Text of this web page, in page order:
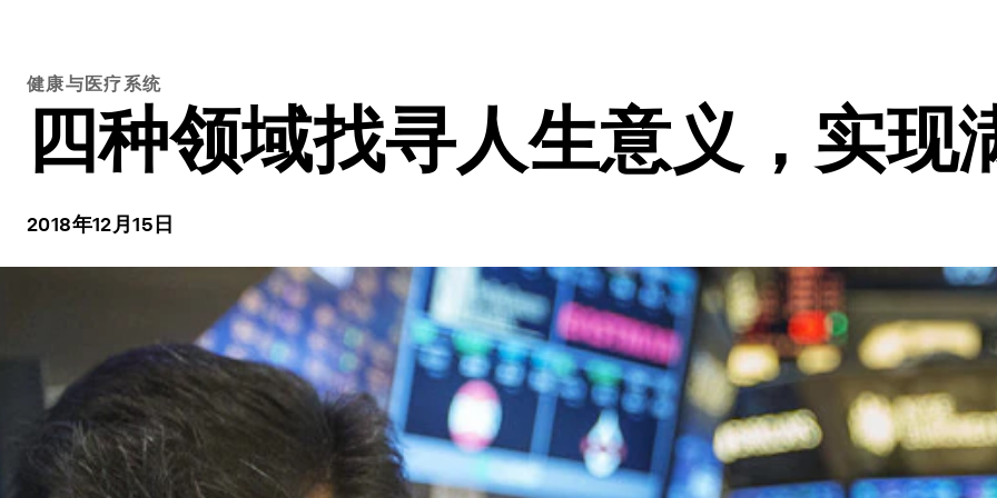
健康与医疗系统
四种领域找寻人生意义，实现
2018年12月15日